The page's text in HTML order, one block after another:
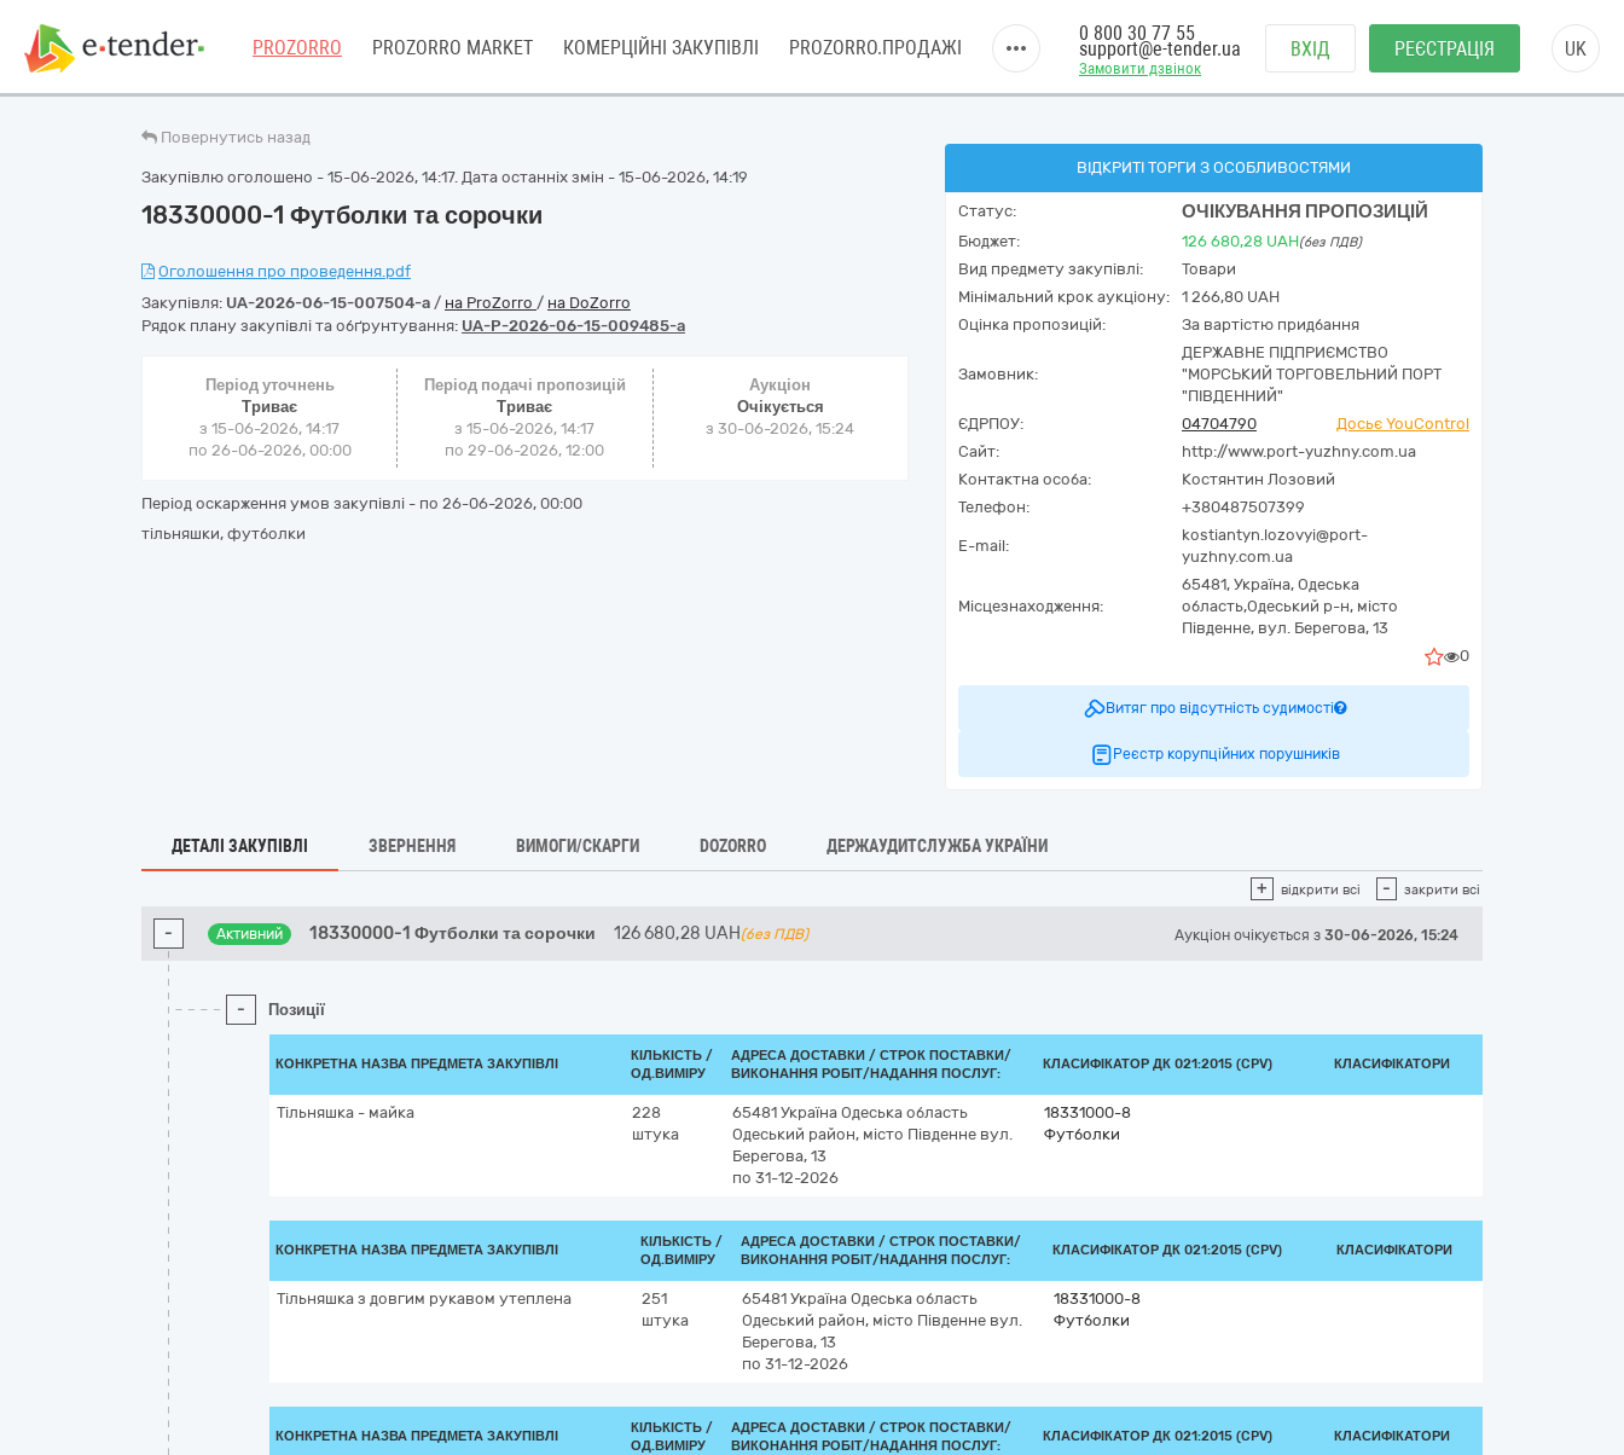
PROZORRO PROZORRO MARKET КОМЕРЦІЙНІ ЗАКУПІВЛІ PROZORRO.ПРОДАЖІ
Замовити дзвінок
0 800 30 77 55
support@e-tender.ua ВХІД РЕЄСТРАЦІЯ UK
Повернутись назад
Закупівлю оголошено - 15-06-2026, 14:17. Дата останніх змін - 15-06-2026, 14:19
18330000-1 Футболки та сорочки
Оголошення про проведення.pdf
Закупівля: UA-2026-06-15-007504-a / на ProZorro / на DoZorro
Рядок плану закупівлі та обґрунтування: UA-P-2026-06-15-009485-a
Період уточнень
Триває
з 15-06-2026, 14:17
по 26-06-2026, 00:00
Період подачі пропозицій
Триває
з 15-06-2026, 14:17
по 29-06-2026, 12:00
Аукціон
Очікується
з30-06-2026, 15:24
Період оскарження умов закупівлі - по 26-06-2026, 00:00
тільняшки, футболки
ВІДКРИТІ ТОРГИ З ОСОБЛИВОСТЯМИ
Статус: ОЧІКУВАННЯ ПРОПОЗИЦІЙ
Бюджет: 126 680,28 UAH(без ПДВ)
Вид предмету закупівлі:
Товари
Мінімальний крок аукціону:
1 266,80 UAH
Оцінка пропозицій:
За вартістю придбання
Замовник:
ДЕРЖАВНЕ ПІДПРИЄМСТВО
"МОРСЬКИЙ ТОРГОВЕЛЬНИЙ ПОРТ
"ПІВДЕННИЙ"
ЄДРПОУ:
04704790
Досьє YouControl
Сайт:
http://www.port-yuzhny.com.ua
Контактна особа:
Костянтин Лозовий
Телефон:
+380487507399
E-mail:
kostiantyn.lozovyi@port-
yuzhny.com.ua
Місцезнаходження:
65481, Україна, Одеська
область,Одеський р-н, місто
Південне, вул. Берегова, 13
0
Витяг про відсутність судимості
Реєстр корупційних порушників
ДЕТАЛІ ЗАКУПІВЛІ ЗВЕРНЕННЯ ВИМОГИ/СКАРГИ DOZORRO ДЕРЖАУДИТСЛУЖБА УКРАЇНИ
+ відкрити всі - закрити всі
- Активний 18330000-1 Футболки та сорочки 126 680,28 UAH (без ПДВ) Аукціон очікується з 30-06-2026, 15:24
- Позиції
КОНКРЕТНА НАЗВА ПРЕДМЕТА ЗАКУПІВЛІ
КІЛЬКІСТЬ /
ОД.ВИМІРУ
АДРЕСА ДОСТАВКИ / СТРОК ПОСТАВКИ/
ВИКОНАННЯ РОБІТ/НАДАННЯ ПОСЛУГ:
КЛАСИФІКАТОР ДК 021:2015 (CPV) КЛАСИФІКАТОРИ
Тільняшка - майка
228
штука
65481 Україна Одеська область
Одеський район, місто Південне вул.
Берегова, 13
по 31-12-2026
18331000-8
Футболки
КОНКРЕТНА НАЗВА ПРЕДМЕТА ЗАКУПІВЛІ
КІЛЬКІСТЬ /
ОД.ВИМІРУ
АДРЕСА ДОСТАВКИ / СТРОК ПОСТАВКИ/
ВИКОНАННЯ РОБІТ/НАДАННЯ ПОСЛУГ:
КЛАСИФІКАТОР ДК 021:2015 (CPV) КЛАСИФІКАТОРИ
Тільняшка з довгим рукавом утеплена
251
штука
65481 Україна Одеська область
Одеський район, місто Південне вул.
Берегова, 13
по 31-12-2026
18331000-8
Футболки
КОНКРЕТНА НАЗВА ПРЕДМЕТА ЗАКУПІВЛІ
КІЛЬКІСТЬ /
ОД.ВИМІРУ
АДРЕСА ДОСТАВКИ / СТРОК ПОСТАВКИ/
ВИКОНАННЯ РОБІТ/НАДАННЯ ПОСЛУГ:
КЛАСИФІКАТОР ДК 021:2015 (CPV) КЛАСИФІКАТОРИ